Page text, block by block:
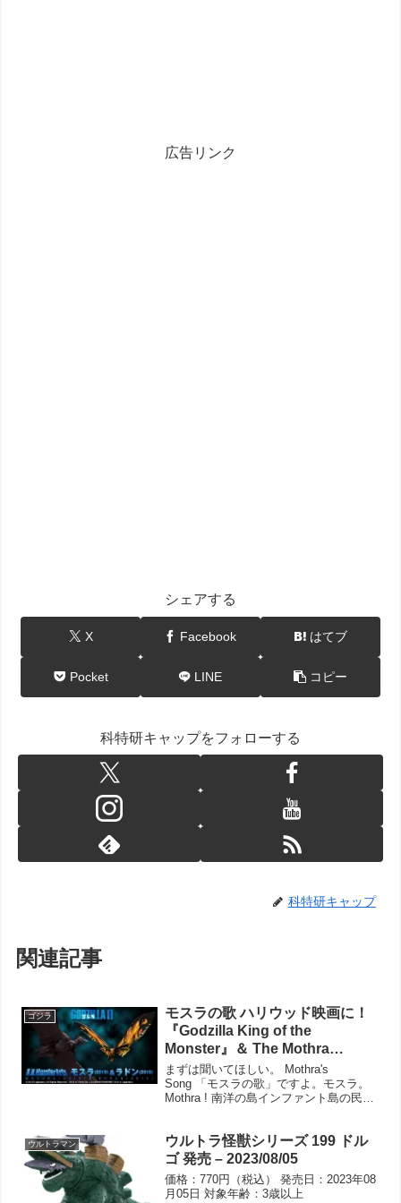
広告リンク
シェアする
X Facebook はてブ
Pocket LINE コピー
科特研キャップをフォローする
科特研キャップ
関連記事
ゴジラ
モスラの歌 ハリウッド映画に！
『Godzilla King of the
Monster』＆ The Mothra
Twins（小美人たち） – 作詞は朝
ドラ「エール」古山裕一のモデ
ルでもある古関裕而 氏
まずは聞いてほしい。 Mothra's
Song 「モスラの歌」ですよ。モスラ。
Mothra ! 南洋の島インファント島の民
る映画『ゴジラ キング・オブ・モンスタ
ー』...
ウルトラマン
ウルトラ怪獣シリーズ 199 ドル
ゴ 発売 – 2023/08/05
価格：770円（税込） 発売日：2023年08
月05日 対象年齢：3歳以上